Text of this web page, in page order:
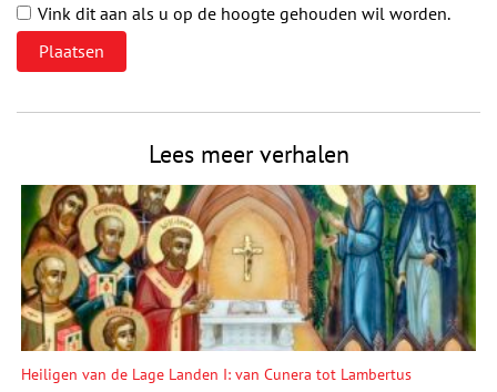
Vink dit aan als u op de hoogte gehouden wil worden.
Lees meer verhalen
Heiligen van de Lage Landen I: van Cunera tot Lambertus